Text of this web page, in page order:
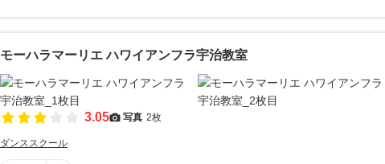
モーハラマーリエ ハワイアンフラ宇治教室
3.05 写真 2枚
ダンススクール